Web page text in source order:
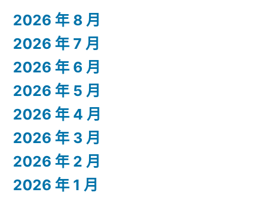
2026 年 8 月
2026 年 7 月
2026 年 6 月
2026 年 5 月
2026 年 4 月
2026 年 3 月
2026 年 2 月
2026 年 1 月